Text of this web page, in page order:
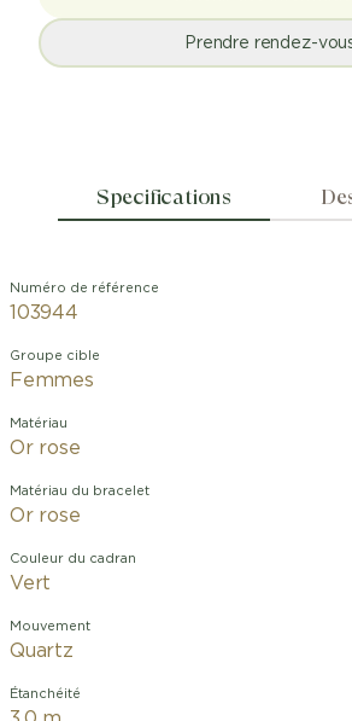
Prendre rendez-
Specifications
Numéro de référence
103944
Groupe cible
Femmes
Matériau
Or rose
Matériau du bracelet
Or rose
Couleur du cadran
Vert
Mouvement
Quartz
Étanchéité